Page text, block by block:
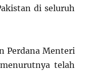
di seluruh
Perdana Menteri
telah